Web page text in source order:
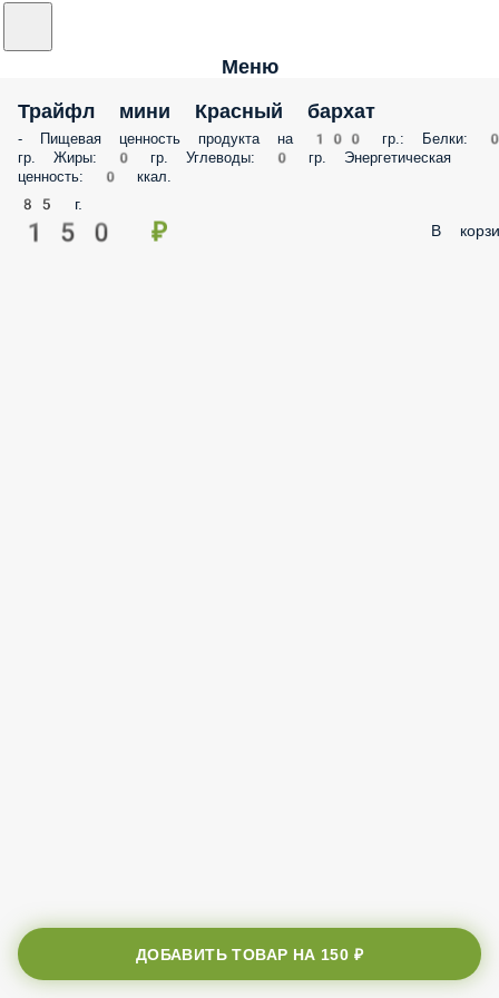
Меню
Трайфл мини Красный бархат
- Пищевая ценность продукта на 100 гр.: Белки:
гр. Жиры: 0 гр. Углеводы: 0 гр. Энергетическая
ценность: 0 ккал.
85 г.
150 ₽ В
ДОБАВИТЬ ТОВАР НА 150 ₽